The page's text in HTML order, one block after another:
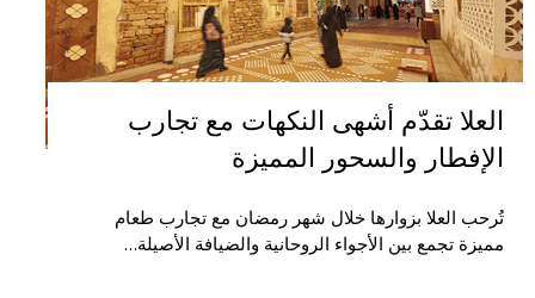
العلا تقدّم أشهى النكهات مع تجارب
الإفطار والسحور المميزة
تُرحب العلا بزوارها خلال شهر رمضان مع تجارب طعام
مميزة تجمع بين الأجواء الروحانية والضيافة الأصيلة…